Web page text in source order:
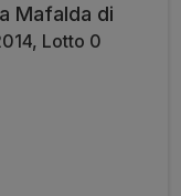
Mafalda di
Lotto 0